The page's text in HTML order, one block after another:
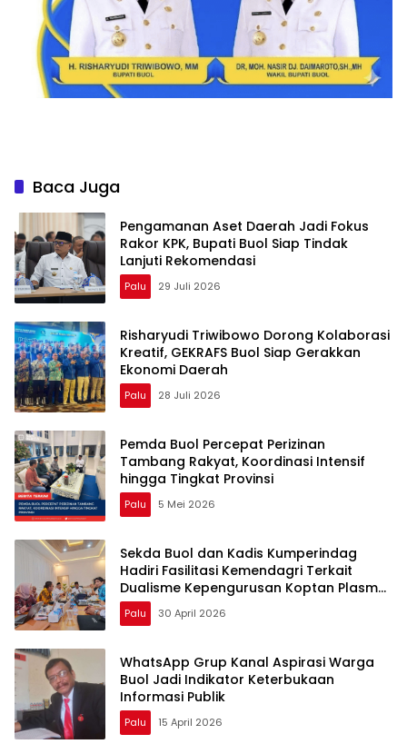
Baca Juga
Pengamanan Aset Daerah Jadi Fokus
Rakor KPK, Bupati Buol Siap Tindak
Lanjuti Rekomendasi
Palu 29 Juli 2026
Risharyudi Triwibowo Dorong Kolaborasi
Kreatif, GEKRAFS Buol Siap Gerakkan
Ekonomi Daerah
Palu 28 Juli 2026
Pemda Buol Percepat Perizinan
Tambang Rakyat, Koordinasi Intensif
hingga Tingkat Provinsi
Palu 5 Mei 2026
Sekda Buol dan Kadis Kumperindag
Hadiri Fasilitasi Kemendagri Terkait
Dualisme Kepengurusan Koptan Plasma
Amanah
Palu 30 April 2026
WhatsApp Grup Kanal Aspirasi Warga
Buol Jadi Indikator Keterbukaan
Informasi Publik
Palu 15 April 2026